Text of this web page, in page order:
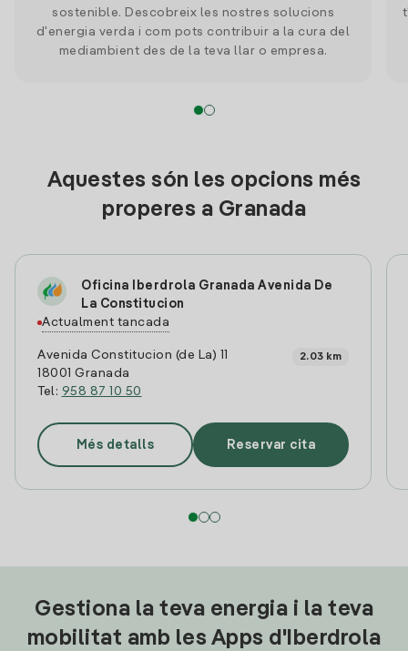
sostenible. Descobreix les nostres solucions
d'energia verda i com pots contribuir a la cura del
mediambient des de la teva llar o empresa.
Aquestes són les opcions més
properes a Granada
Oficina Iberdrola Granada Avenida De
La Constitucion
Actualment tancada
Avenida Constitucion (de La) 11
18001 Granada
Tel: 958 87 10 50
2.03 km
Més detalls Reservar cita
Gestiona la teva energia i la teva
mobilitat amb les Apps d'Iberdrola